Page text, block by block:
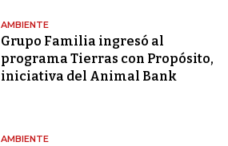
AMBIENTE
Grupo Familia ingresó al
programa Tierras con Propósito,
iniciativa del Animal Bank
AMBIENTE